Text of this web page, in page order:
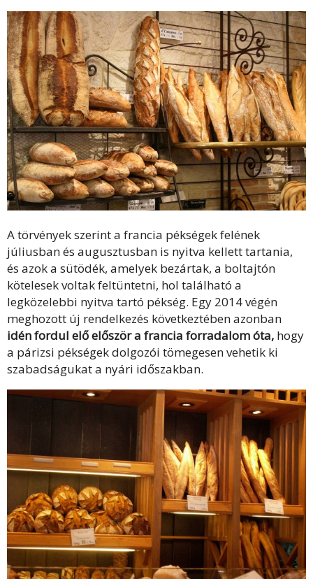
A törvények szerint a francia pékségek felének
júliusban és augusztusban is nyitva kellett tartania,
és azok a sütödék, amelyek bezártak, a boltajtón
kötelesek voltak feltüntetni, hol található a
legközelebbi nyitva tartó pékség. Egy 2014 végén
meghozott új rendelkezés következtében azonban
idén fordul elő először a francia forradalom óta, hogy
a párizsi pékségek dolgozói tömegesen vehetik ki
szabadságukat a nyári időszakban.